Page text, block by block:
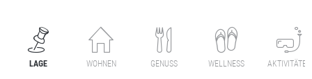
LAGE WOHNEN GENUSS WELLNESS AKTIVITÄTEN